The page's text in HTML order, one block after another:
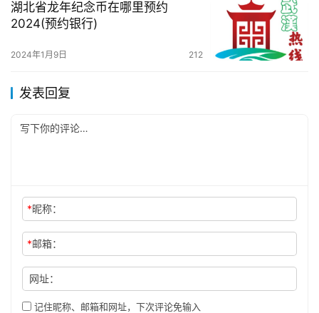
湖北省龙年纪念币在哪里预约
2024(预约银行)
2024年1月9日 212
发表回复
*昵称：
*邮箱：
网址：
记住昵称、邮箱和网址，下次评论免输入